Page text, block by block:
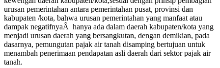
urusan pemerintahan antara pemerintahan pusat, provinsi dan
kabupaten /kota, bahwa urusan pemerintahan yang manfaat atau
dampak negatifnyaÂ hanya ada dalam daerah kabupaten/kota yang
menjadi urusan daerah yang bersangkutan, dengan demikian, pada
dasarnya, pemungutan pajak air tanah disamping bertujuan untuk
menambah penerimaan pendapatan asli daerah dari sektor pajak air
tanah.